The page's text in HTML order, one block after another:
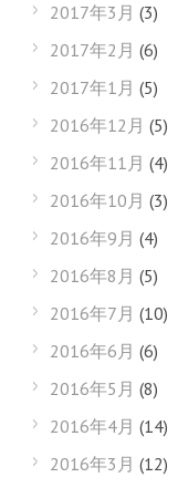
2017年3月 (3)
2017年2月 (6)
2017年1月 (5)
2016年12月 (5)
2016年11月 (4)
2016年10月 (3)
2016年9月 (4)
2016年8月 (5)
2016年7月 (10)
2016年6月 (6)
2016年5月 (8)
2016年4月 (14)
2016年3月 (12)